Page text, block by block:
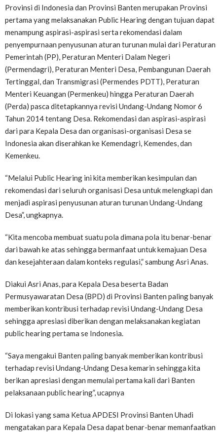
Provinsi di Indonesia dan Provinsi Banten merupakan Provinsi
pertama yang melaksanakan Public Hearing dengan tujuan dapat
menampung aspirasi-aspirasi serta rekomendasi dalam
penyempurnaan penyusunan aturan turunan mulai dari Peraturan
Pemerintah (PP), Peraturan Menteri Dalam Negeri
(Permendagri), Peraturan Menteri Desa, Pembangunan Daerah
Tertinggal, dan Transmigrasi (Permendes PDTT), Peraturan
Menteri Keuangan (Permenkeu) hingga Peraturan Daerah
(Perda) pasca ditetapkannya revisi Undang-Undang Nomor 6
Tahun 2014 tentang Desa. Rekomendasi dan aspirasi-aspirasi
dari para Kepala Desa dan organisasi-organisasi Desa se
Indonesia akan diserahkan ke Kemendagri, Kemendes, dan
Kemenkeu.
“Melalui Public Hearing ini kita memberikan kesimpulan dan
rekomendasi dari seluruh organisasi Desa untuk melengkapi dan
menjadi aspirasi penyusunan aturan turunan Undang-Undang
Desa”, ungkapnya.
“Kita mencoba membuat suatu pola dimana pola itu benar-benar
dari bawah ke atas sehingga bermanfaat untuk kemajuan Desa
dan kesejahteraan dalam konteks regulasi,” sambung Asri Anas.
Diakui Asri Anas, para Kepala Desa beserta Badan
Permusyawaratan Desa (BPD) di Provinsi Banten paling banyak
memberikan kontribusi terhadap revisi Undang-Undang Desa
sehingga apresiasi diberikan dengan melaksanakan kegiatan
public hearing pertama se Indonesia.
“Saya mengakui Banten paling banyak memberikan kontribusi
terhadap revisi Undang-Undang Desa kemarin sehingga kita
berikan apresiasi dengan memulai pertama kali dari Banten
pelaksanaan public hearing”, ucapnya
Di lokasi yang sama Ketua APDESI Provinsi Banten Uhadi
mengatakan para Kepala Desa dapat benar-benar memanfaatkan